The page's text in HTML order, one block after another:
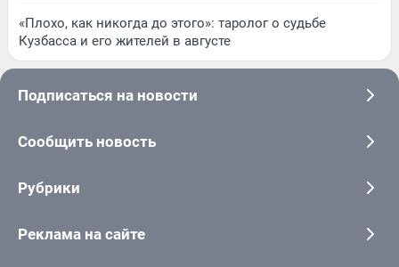
«Плохо, как никогда до этого»: таролог о судьбе
Кузбасса и его жителей в августе
Подписаться на новости
Сообщить новость
Рубрики
Реклама на сайте